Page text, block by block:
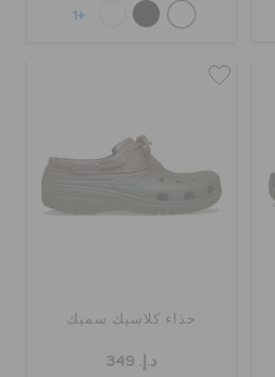
+1
حذاء كلاسيك سميك
د.إ. 349